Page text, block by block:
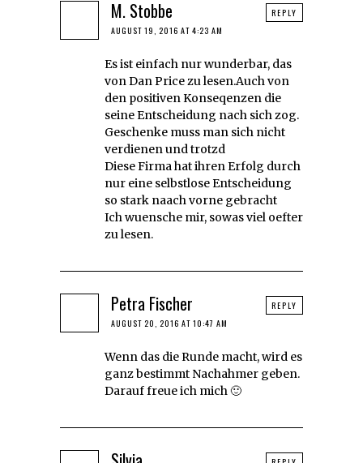
M. Stobbe
AUGUST 19, 2016 AT 4:23 AM
Es ist einfach nur wunderbar, das
von Dan Price zu lesen.Auch von
den positiven Konseqenzen die
seine Entscheidung nach sich zog.
Geschenke muss man sich nicht
verdienen und trotzd
Diese Firma hat ihren Erfolg durch
nur eine selbstlose Entscheidung
so stark naach vorne gebracht
Ich wuensche mir, sowas viel oefter
zu lesen.
REPLY
Petra Fischer
AUGUST 20, 2016 AT 10:47 AM
Wenn das die Runde macht, wird es
ganz bestimmt Nachahmer geben.
Darauf freue ich mich 🙂
REPLY